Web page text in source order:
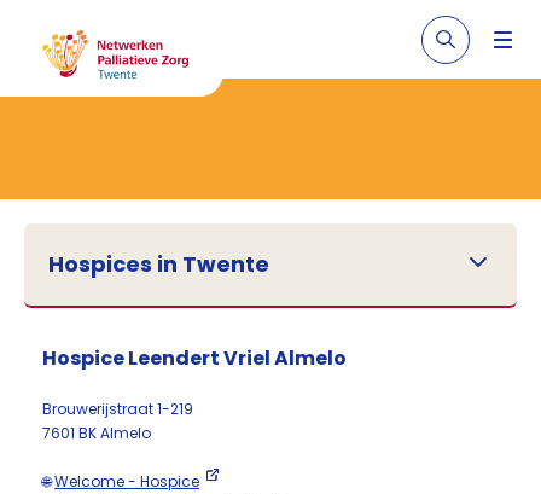
Hospices in Twente
Hospice Leendert Vriel Almelo
Brouwerijstraat 1-219
7601 BK Almelo
🌐Welcome - Hospice